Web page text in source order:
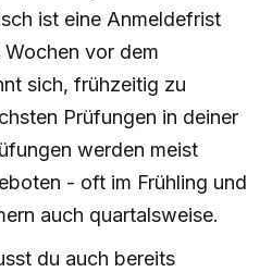
ist eine Anmeldefrist
vor dem
sich, frühzeitig zu
Prüfungen in deiner
werden meist
- oft im Frühling und
auch quartalsweise.
du auch bereits